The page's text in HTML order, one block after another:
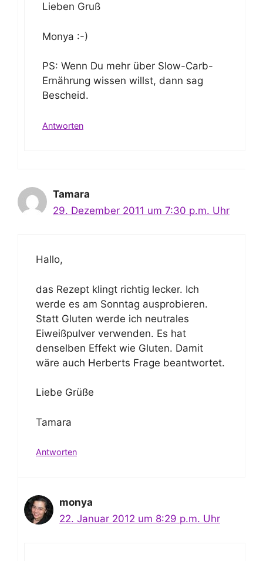
Lieben Gruß
Monya :-)
PS: Wenn Du mehr über Slow-Carb-
Ernährung wissen willst, dann sag
Bescheid.
Antworten
Tamara
29. Dezember 2011 um 7:30 p.m. Uhr
Hallo,
das Rezept klingt richtig lecker. Ich
werde es am Sonntag ausprobieren.
Statt Gluten werde ich neutrales
Eiweißpulver verwenden. Es hat
denselben Effekt wie Gluten. Damit
wäre auch Herberts Frage beantwortet.
Liebe Grüße
Tamara
Antworten
monya
22. Januar 2012 um 8:29 p.m. Uhr